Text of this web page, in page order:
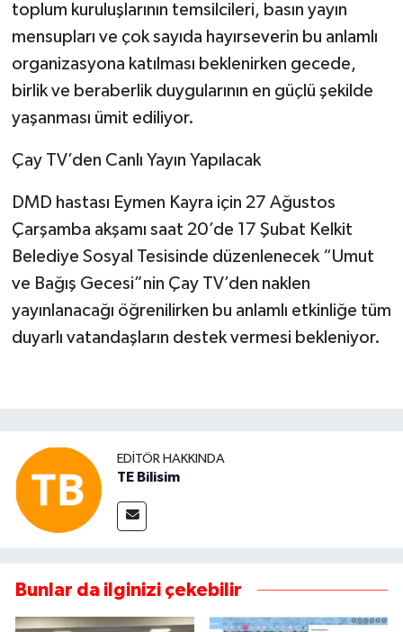
toplum kuruluşlarının temsilcileri, basın yayın
mensupları ve çok sayıda hayırseverin bu anlamlı
organizasyona katılması beklenirken gecede,
birlik ve beraberlik duygularının en güçlü şekilde
yaşanması ümit ediliyor.
Çay TV’den Canlı Yayın Yapılacak
DMD hastası Eymen Kayra için 27 Ağustos
Çarşamba akşamı saat 20’de 17 Şubat Kelkit
Belediye Sosyal Tesisinde düzenlenecek “Umut
ve Bağış Gecesi”nin Çay TV’den naklen
yayınlanacağı öğrenilirken bu anlamlı etkinliğe tüm
duyarlı vatandaşların destek vermesi bekleniyor.
EDITÖR HAKKINDA
TE Bilisim
Bunlar da ilginizi çekebilir